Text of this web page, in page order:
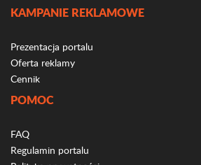
KAMPANIE REKLAMOWE
Prezentacja portalu
Oferta reklamy
Cennik
POMOC
FAQ
Regulamin portalu